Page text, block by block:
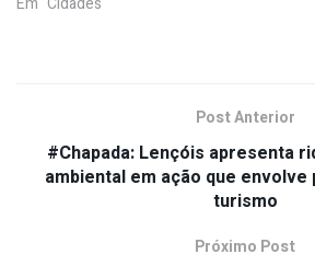
Post Anterior
#Chapada: Lençóis apresenta
ambiental em ação que
turismo
Próximo Post